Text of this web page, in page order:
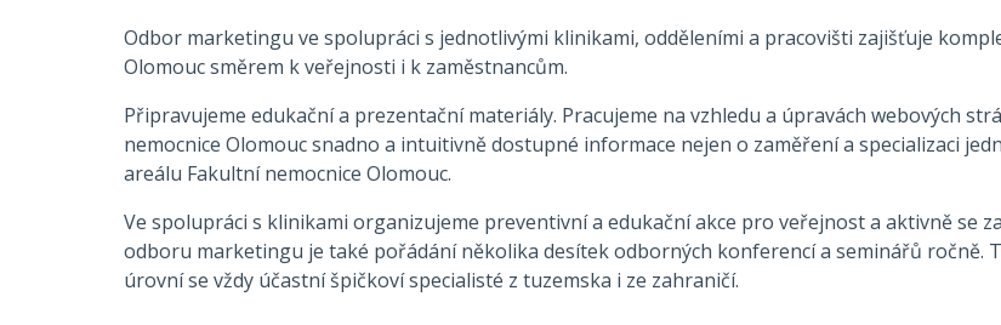
Odbor marketingu ve spolupráci s jednotlivými klinikami, odděleními a pracovišti zajišťuje
Olomouc směrem k veřejnosti i k zaměstnancům.
Připravujeme edukační a prezentační materiály. Pracujeme na vzhledu a úpravách webových
nemocnice Olomouc snadno a intuitivně dostupné informace nejen o zaměření a specializaci
areálu Fakultní nemocnice Olomouc.
Ve spolupráci s klinikami organizujeme preventivní a edukační akce pro veřejnost a aktivně se
odboru marketingu je také pořádání několika desítek odborných konferencí a seminářů ročně.
úrovní se vždy účastní špičkoví specialisté z tuzemska i ze zahraničí.